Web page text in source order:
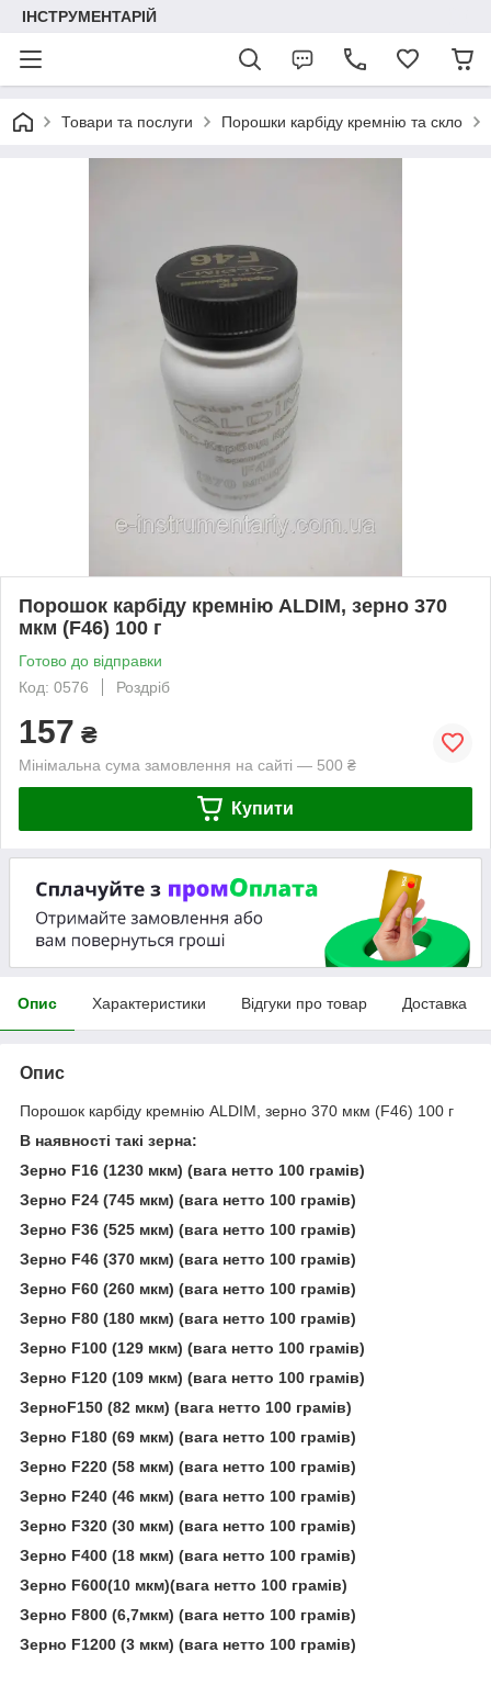
ІНСТРУМЕНТАРІЙ
Товари та послуги Порошки карбіду кремнію та скло
Порошок карбіду кремнію ALDIM, зерно 370
мкм (F46) 100 г
Готово до відправки
Код: 0576
Роздріб
157 ₴
Мінімальна сума замовлення на сайті — 500 ₴
Купити
Опис Характеристики Відгуки про товар Доставка
Опис
Порошок карбіду кремнію ALDIM, зерно 370 мкм (F46) 100 г
В наявності такі зерна:
Зерно F16 (1230 мкм) (вага нетто 100 грамів)
Зерно F24 (745 мкм) (вага нетто 100 грамів)
Зерно F36 (525 мкм) (вага нетто 100 грамів)
Зерно F46 (370 мкм) (вага нетто 100 грамів)
Зерно F60 (260 мкм) (вага нетто 100 грамів)
Зерно F80 (180 мкм) (вага нетто 100 грамів)
Зерно F100 (129 мкм) (вага нетто 100 грамів)
Зерно F120 (109 мкм) (вага нетто 100 грамів)
ЗерноF150 (82 мкм) (вага нетто 100 грамів)
Зерно F180 (69 мкм) (вага нетто 100 грамів)
Зерно F220 (58 мкм) (вага нетто 100 грамів)
Зерно F240 (46 мкм) (вага нетто 100 грамів)
Зерно F320 (30 мкм) (вага нетто 100 грамів)
Зерно F400 (18 мкм) (вага нетто 100 грамів)
Зерно F600(10 мкм)(вага нетто 100 грамів)
Зерно F800 (6,7мкм) (вага нетто 100 грамів)
Зерно F1200 (3 мкм) (вага нетто 100 грамів)